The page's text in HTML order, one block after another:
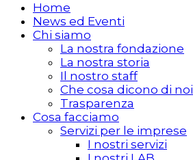
Home
News ed Eventi
Chi siamo
La nostra fondazione
La nostra storia
Il nostro staff
Che cosa dicono di noi
Trasparenza
Cosa facciamo
Servizi per le imprese
I nostri servizi